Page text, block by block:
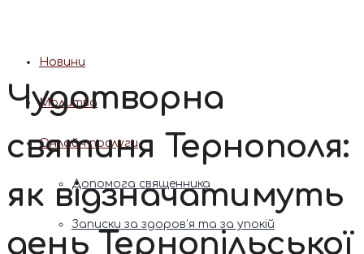
Новини
Молитва
Онлайн послуги
Допомога священника
Записки за здоров’я та за упокій
Чудотворна
святиня Тернополя:
як відзначатимуть
день Тернопільської